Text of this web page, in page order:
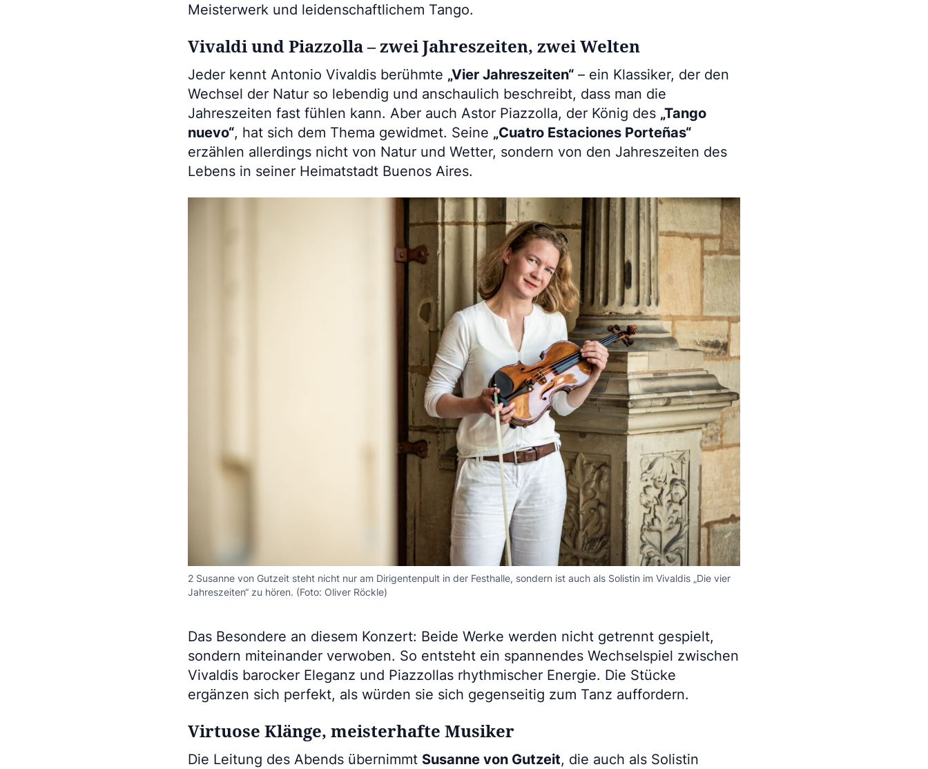
Meisterwerk und leidenschaftlichem Tango.
Vivaldi und Piazzolla – zwei Jahreszeiten, zwei Welten
Jeder kennt Antonio Vivaldis berühmte „Vier Jahreszeiten“ – ein Klassiker, der den
Wechsel der Natur so lebendig und anschaulich beschreibt, dass man die
Jahreszeiten fast fühlen kann. Aber auch Astor Piazzolla, der König des „Tango
nuevo“, hat sich dem Thema gewidmet. Seine „Cuatro Estaciones Porteñas“
erzählen allerdings nicht von Natur und Wetter, sondern von den Jahreszeiten des
Lebens in seiner Heimatstadt Buenos Aires.
2 Susanne von Gutzeit steht nicht nur am Dirigentenpult in der Festhalle, sondern ist auch als Solistin im Vivaldis „Die vier
Jahreszeiten“ zu hören. (Foto: Oliver Röckle)
Das Besondere an diesem Konzert: Beide Werke werden nicht getrennt gespielt,
sondern miteinander verwoben. So entsteht ein spannendes Wechselspiel zwischen
Vivaldis barocker Eleganz und Piazzollas rhythmischer Energie. Die Stücke
ergänzen sich perfekt, als würden sie sich gegenseitig zum Tanz auffordern.
Virtuose Klänge, meisterhafte Musiker
Die Leitung des Abends übernimmt Susanne von Gutzeit, die auch als Solistin